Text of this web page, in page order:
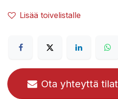
Lisää toivelistalle
Ota yhteyttä